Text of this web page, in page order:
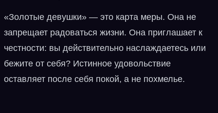
«Золотые девушки» — это карта меры. Она не
запрещает радоваться жизни. Она приглашает к
честности: вы действительно наслаждаетесь или
бежите от себя? Истинное удовольствие
оставляет после себя покой, а не похмелье.